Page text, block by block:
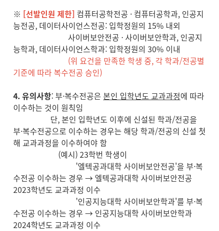
※ [선발인원 제한] 컴퓨터공학전공 · 컴퓨터공학과, 인공지
능전공, 데이터사이언스전공: 입학정원의 15% 내외
사이버보안전공 · 사이버보안학과, 인공지
능학과, 데이터사이언스학과: 입학정원의 30% 이내
(위 요건을 만족한 학생 중, 각 학과/전공별
기준에 따라 복수전공 승인)
4. 유의사항: 부·복수전공은 본인 입학년도 교과과정에 따라
이수하는 것이 원칙임
단, 본인 입학년도 이후에 신설된 학과/전공을
부·복수전공으로 이수하는 경우는 해당 학과/전공의 신설 첫
해 교과과정을 이수하여야 함
(예시) 23학번 학생이
'엘텍공과대학 사이버보안전공'을 부·복
수전공 이수하는 경우 → 엘텍공과대학 사이버보안전공
2023학년도 교과과정 이수
'인공지능대학 사이버보안학과'를 부·복
수전공 이수하는 경우 → 인공지능대학 사이버보안학과
2024학년도 교과과정 이수